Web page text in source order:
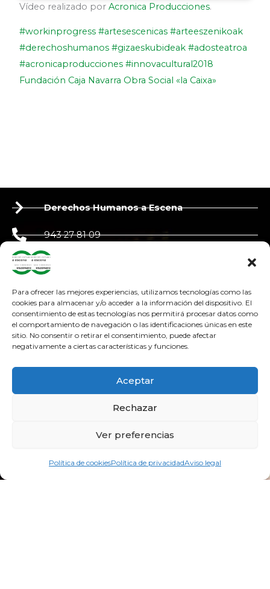
Para ofrecer las mejores experiencias, utilizamos tecnologías como las
cookies para almacenar y/o acceder a la información del dispositivo. El
consentimiento de estas tecnologías nos permitirá procesar datos como
el comportamiento de navegación o las identificaciones únicas en este
sitio. No consentir o retirar el consentimiento, puede afectar
negativamente a ciertas características y funciones.
Aceptar
Rechazar
Ver preferencias
Política de cookiesPolítica de privacidadAviso legal
Vídeo realizado porAcronica Producciones.
#workinprogress #artesescenicas #arteeszenikoak
#derechoshumanos #gizaeskubideak #adosteatroa
#acronicaproducciones #innovacultural2018
Fundación Caja Navarra Obra Social «la Caixa»
Derechos Humanos a Escena
943 27 81 09
650 90 87 39
derechoshumanosaescena@gmail.com
adosteatroa@adosteatroa.com
bidebitartekoop@gmail.com
g
a